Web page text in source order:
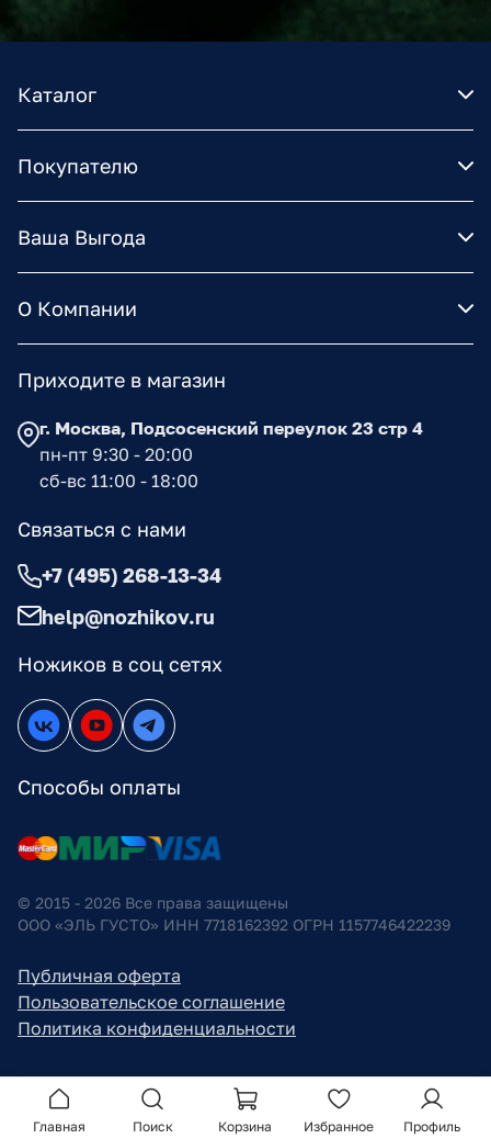
Каталог
Покупателю
Ваша Выгода
О Компании
Ножиков в соц сетях
Способы оплаты
Приходите в магазин
г. Москва, Подсосенский переулок 23 стр 4
пн-пт 9:30 - 20:00
сб-вс 11:00 - 18:00
Связаться с нами
+7 (495) 268-13-34
help@nozhikov.ru
© 2015 - 2026 Все права защищены
ООО «ЭЛЬ ГУСТО» ИНН 7718162392 ОГРН 1157746422239
Публичная оферта
Пользовательское соглашение
Политика конфиденциальности
Главная Поиск Корзина Избранное Профиль